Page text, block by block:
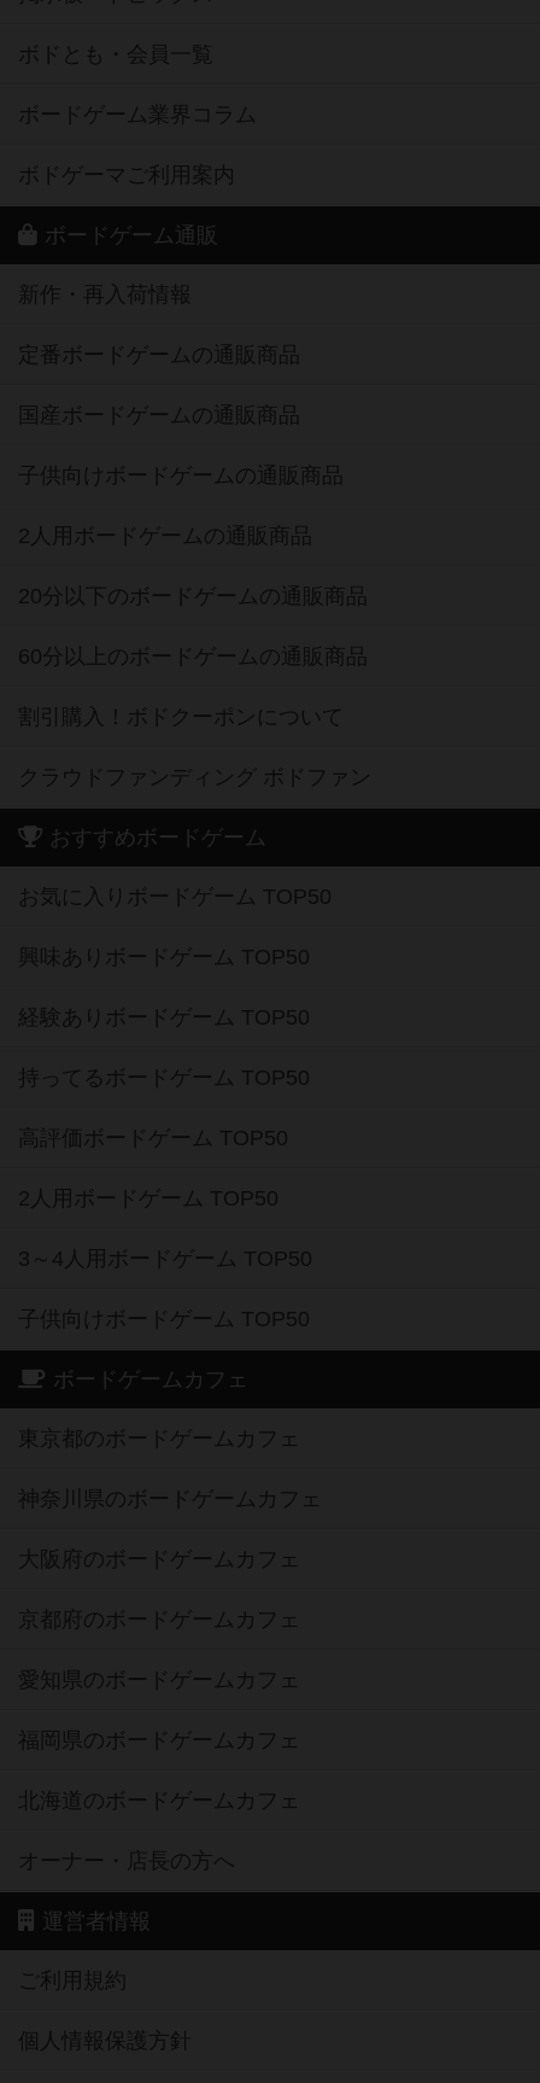
ボドとも・会員一覧
ボードゲーム業界コラム
ボドゲーマご利用案内
ボードゲーム通販
新作・再入荷情報
定番ボードゲームの通販商品
国産ボードゲームの通販商品
子供向けボードゲームの通販商品
2人用ボードゲームの通販商品
20分以下のボードゲームの通販商品
60分以上のボードゲームの通販商品
割引購入！ボドクーポンについて
クラウドファンディング ボドファン
おすすめボードゲーム
お気に入りボードゲーム TOP50
興味ありボードゲーム TOP50
経験ありボードゲーム TOP50
持ってるボードゲーム TOP50
高評価ボードゲーム TOP50
2人用ボードゲーム TOP50
3～4人用ボードゲーム TOP50
子供向けボードゲーム TOP50
ボードゲームカフェ
東京都のボードゲームカフェ
神奈川県のボードゲームカフェ
大阪府のボードゲームカフェ
京都府のボードゲームカフェ
愛知県のボードゲームカフェ
福岡県のボードゲームカフェ
北海道のボードゲームカフェ
オーナー・店長の方へ
運営者情報
ご利用規約
個人情報保護方針